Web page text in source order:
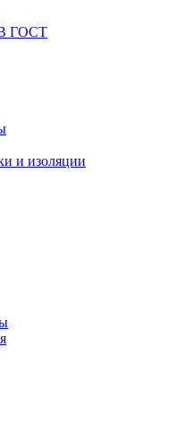
ГОСТ
и изоляции